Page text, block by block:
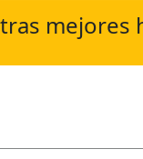
mejores